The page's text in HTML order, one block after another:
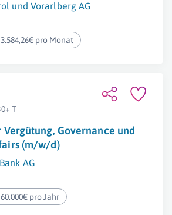
und Vorarlberg AG
pro Monat
T
Vergütung, Governance und
(m/w/d)
AG
pro Jahr